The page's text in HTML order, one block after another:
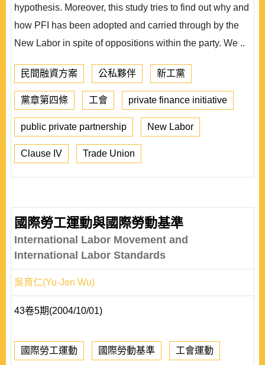
hypothesis. Moreover, this study tries to find out why and
how PFI has been adopted and carried through by the
New Labor in spite of oppositions within the party. We ..
民間融資方案 公私夥伴 新工黨
黨章第四條 工會 private finance initiative
public private partnership New Labor
Clause IV Trade Union
國際勞工運動與國際勞動基準
International Labor Movement and
International Labor Standards
吳育仁(Yu-Jen Wu)
43卷5期(2004/10/01)
國際勞工運動 國際勞動基準 工會運動